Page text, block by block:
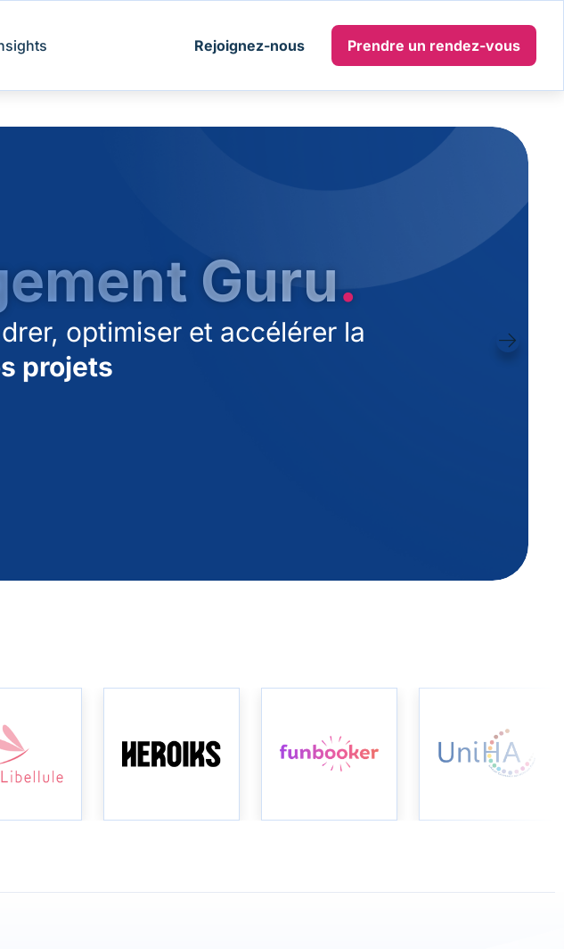
Rejoignez-nous Prendre un rendez-vous
Guru.
optimiser et accélérer la
projets